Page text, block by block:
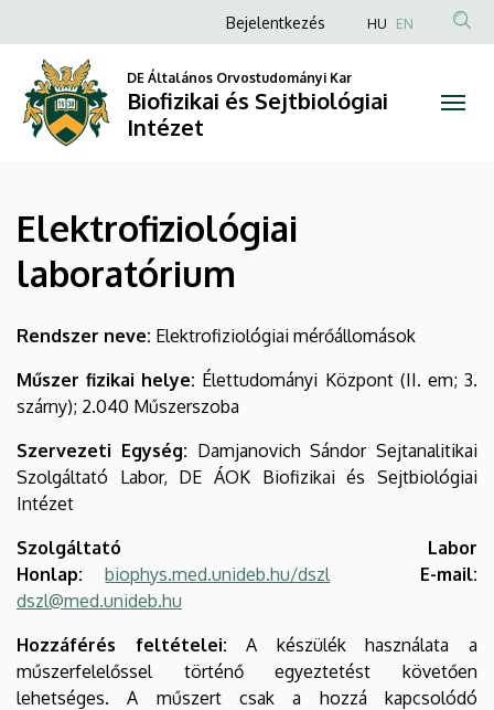
Elektrofiziológiai
laboratórium
Biofizikai
Sejtbiológiai
Intézet
a
tartalomra
Anonim
fiók
menüje
Bejelentkezés HU EN
DE Általános Orvostudományi Kar
Biofizikai és Sejtbiológiai
Intézet
Elektrofiziológiai
laboratórium
Rendszer neve: Elektrofiziológiai mérőállomások
Műszer fizikai helye: Élettudományi Központ (II. em; 3.
szárny); 2.040 Műszerszoba
Szervezeti Egység: Damjanovich Sándor Sejtanalitikai
Szolgáltató Labor, DE ÁOK Biofizikai és Sejtbiológiai
Intézet
Szolgáltató Labor
Honlap:
biophys.med.unideb.hu/dszl
E-mail:
dszl@med.unideb.hu
Hozzáférés feltételei: A készülék használata a
műszerfelelőssel történő egyeztetést követően
lehetséges. A műszert csak a hozzá kapcsolódó